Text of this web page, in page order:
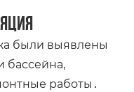
были выявлены
бассейна,
работы․